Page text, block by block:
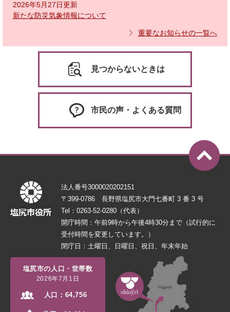
2026年5月27日更新
新たな防災気象情報について
重要なお知らせの一覧へ
見つからないときは
市民の声・よくある質問
法人番号3000020202151
〒399-0786 長野県塩尻市大門七番町 3 番 3 号
Tel：0263-52-0280（代表）
開庁時間：午前9時から午後4時30分まで（試行的に
受付時間を変更しています。）
閉庁日：土曜日、日曜日、祝日、年末年始
塩尻市の人口・世帯数
2026年7月1日
人口： 64,756